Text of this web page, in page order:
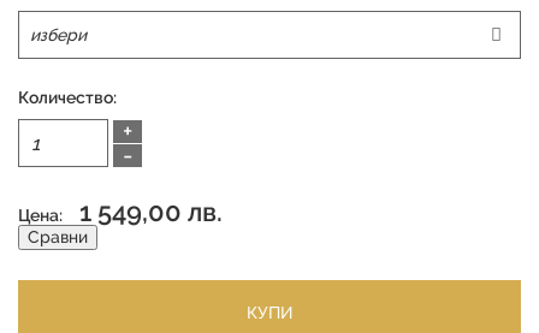
Количество:
+
-
Цена: 1 549,00 лв.
Сравни
КУПИ